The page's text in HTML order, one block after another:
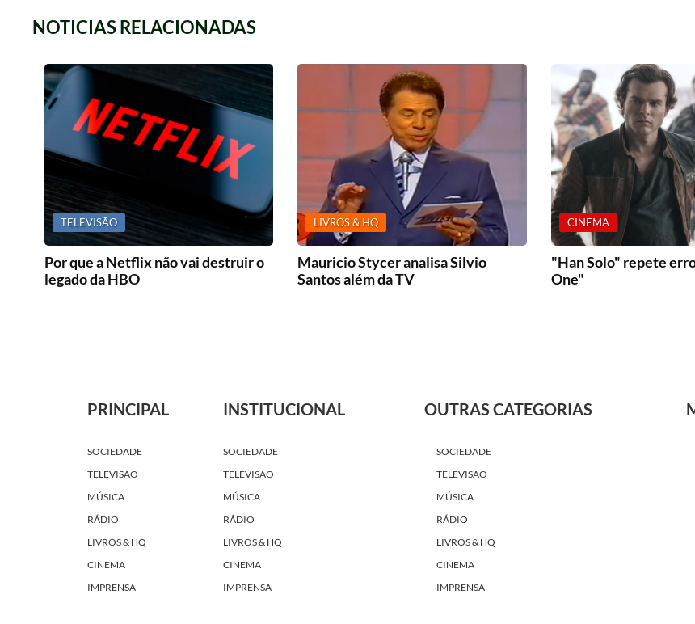
NOTICIAS RELACIONADAS
TELEVISÃO
Por que a Netflix não vai destruir o
legado da HBO
LIVROS & HQ
Mauricio Stycer analisa Silvio
Santos além da TV
CINEMA
"Han Solo" repete
One"
PRINCIPAL
SOCIEDADE
TELEVISÃO
MÚSICA
RÁDIO
LIVROS & HQ
CINEMA
IMPRENSA
INSTITUCIONAL
SOCIEDADE
TELEVISÃO
MÚSICA
RÁDIO
LIVROS & HQ
CINEMA
IMPRENSA
OUTRAS CATEGORIAS
SOCIEDADE
TELEVISÃO
MÚSICA
RÁDIO
LIVROS & HQ
CINEMA
IMPRENSA